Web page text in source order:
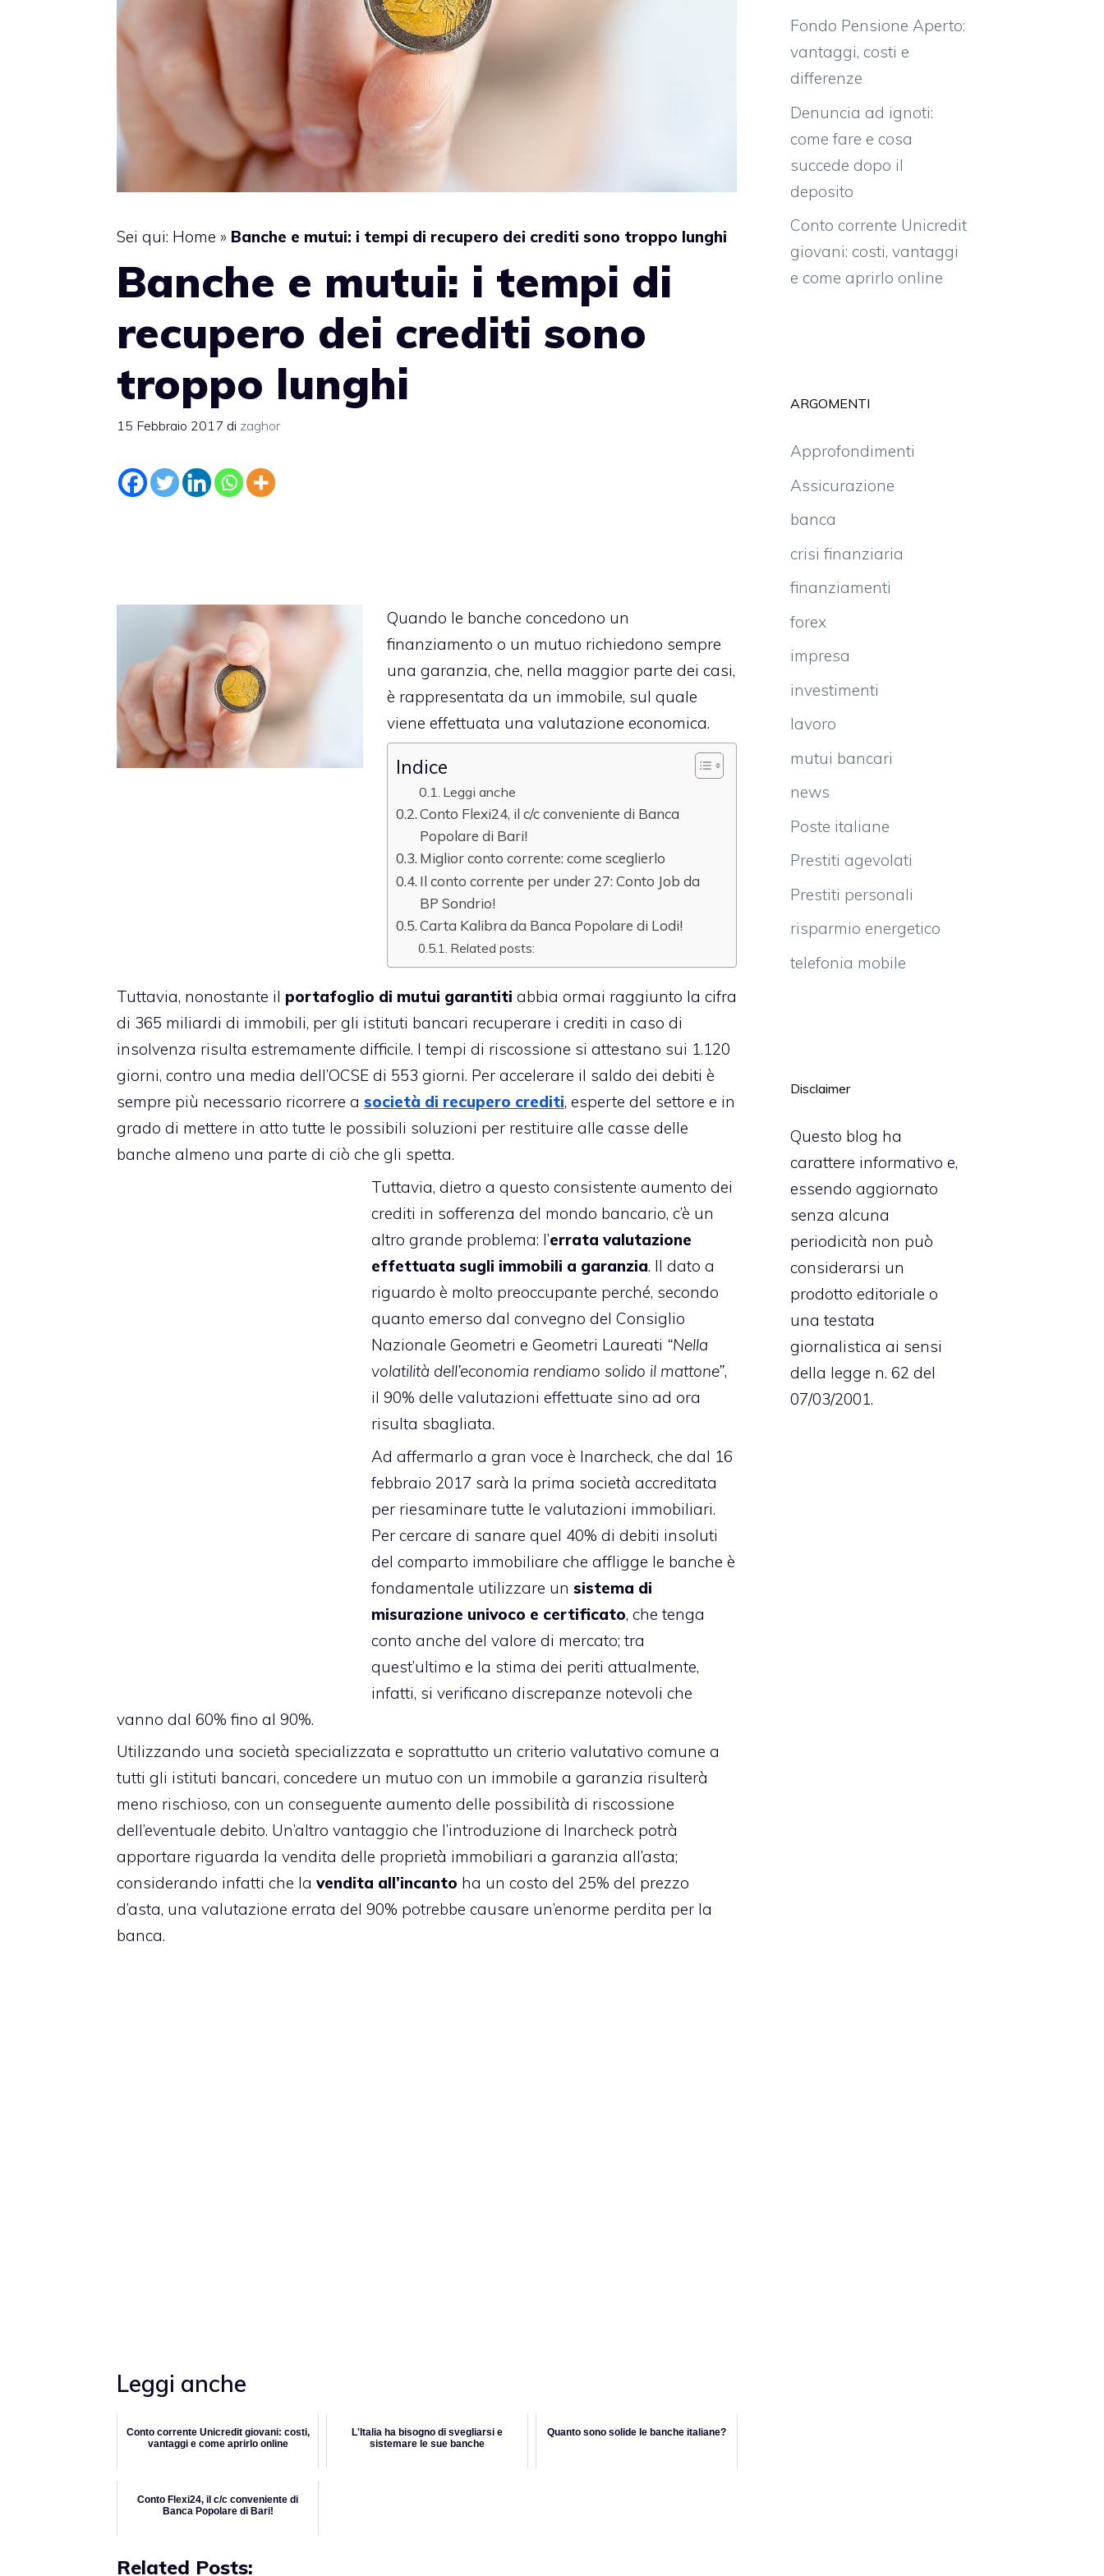
Sei qui: Home » Banche e mutui: i tempi di recupero dei crediti sono troppo lunghi
Banche e mutui: i tempi di
recupero dei crediti sono
troppo lunghi
15 Febbraio 2017 di zaghor
Quando le banche concedono un
finanziamento o un mutuo richiedono sempre
una garanzia, che, nella maggior parte dei casi,
è rappresentata da un immobile, sul quale
viene effettuata una valutazione economica.
Indice
Leggi anche
Conto Flexi24, il c/c conveniente di Banca
Popolare di Bari!
Miglior conto corrente: come sceglierlo
Il conto corrente per under 27: Conto Job da
BP Sondrio!
Carta Kalibra da Banca Popolare di Lodi!
Related posts:
Tuttavia, nonostante il portafoglio di mutui garantiti abbia ormai raggiunto la cifra
di 365 miliardi di immobili, per gli istituti bancari recuperare i crediti in caso di
insolvenza risulta estremamente difficile. I tempi di riscossione si attestano sui 1.120
giorni, contro una media dell’OCSE di 553 giorni. Per accelerare il saldo dei debiti è
sempre più necessario ricorrere a società di recupero crediti, esperte del settore e in
grado di mettere in atto tutte le possibili soluzioni per restituire alle casse delle
banche almeno una parte di ciò che gli spetta.
Tuttavia, dietro a questo consistente aumento dei
crediti in sofferenza del mondo bancario, c’è un
altro grande problema: l’errata valutazione
effettuata sugli immobili a garanzia. Il dato a
riguardo è molto preoccupante perché, secondo
quanto emerso dal convegno del Consiglio
Nazionale Geometri e Geometri Laureati “Nella
volatilità dell’economia rendiamo solido il mattone”,
il 90% delle valutazioni effettuate sino ad ora
risulta sbagliata.
Ad affermarlo a gran voce è Inarcheck, che dal 16
febbraio 2017 sarà la prima società accreditata
per riesaminare tutte le valutazioni immobiliari.
Per cercare di sanare quel 40% di debiti insoluti
del comparto immobiliare che affligge le banche è
fondamentale utilizzare un sistema di
misurazione univoco e certificato, che tenga
conto anche del valore di mercato; tra
quest’ultimo e la stima dei periti attualmente,
infatti, si verificano discrepanze notevoli che
vanno dal 60% fino al 90%.
Utilizzando una società specializzata e soprattutto un criterio valutativo comune a
tutti gli istituti bancari, concedere un mutuo con un immobile a garanzia risulterà
meno rischioso, con un conseguente aumento delle possibilità di riscossione
dell’eventuale debito. Un’altro vantaggio che l’introduzione di Inarcheck potrà
apportare riguarda la vendita delle proprietà immobiliari a garanzia all’asta;
considerando infatti che la vendita all’incanto ha un costo del 25% del prezzo
d’asta, una valutazione errata del 90% potrebbe causare un’enorme perdita per la
banca.
Leggi anche
Conto corrente Unicredit giovani: costi,
vantaggi e come aprirlo online
L'Italia ha bisogno di svegliarsi e
sistemare le sue banche
Quanto sono solide le banche italiane?
Conto Flexi24, il c/c conveniente di
Banca Popolare di Bari!
Related Posts:
Fondo Pensione Aperto:
vantaggi, costi e
differenze
Denuncia ad ignoti:
come fare e cosa
succede dopo il
deposito
Conto corrente Unicredit
giovani: costi, vantaggi
e come aprirlo online
ARGOMENTI
Approfondimenti
Assicurazione
banca
crisi finanziaria
finanziamenti
forex
impresa
investimenti
lavoro
mutui bancari
news
Poste italiane
Prestiti agevolati
Prestiti personali
risparmio energetico
telefonia mobile
Disclaimer
Questo blog ha
carattere informativo e,
essendo aggiornato
senza alcuna
periodicità non può
considerarsi un
prodotto editoriale o
una testata
giornalistica ai sensi
della legge n. 62 del
07/03/2001.